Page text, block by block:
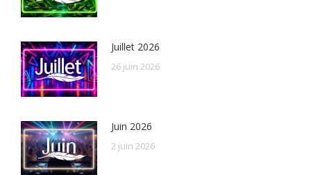
Juillet 2026
26 juin 2026
Juin 2026
2 juin 2026